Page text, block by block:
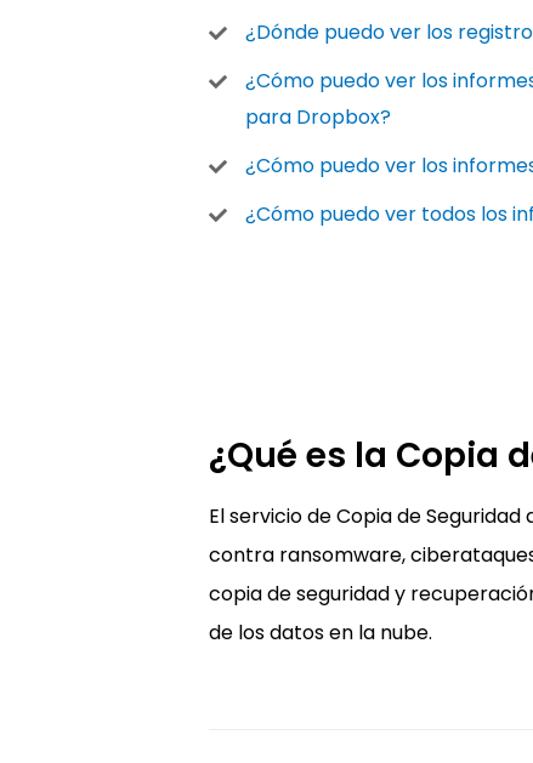
¿Dónde puedo ver los
¿Cómo puedo ver los
para Dropbox?
¿Cómo puedo ver los
¿Cómo puedo ver todos los
¿Qué es la Copia
El servicio de Copia de
contra ransomware,
copia de seguridad y
de los datos en la nube.